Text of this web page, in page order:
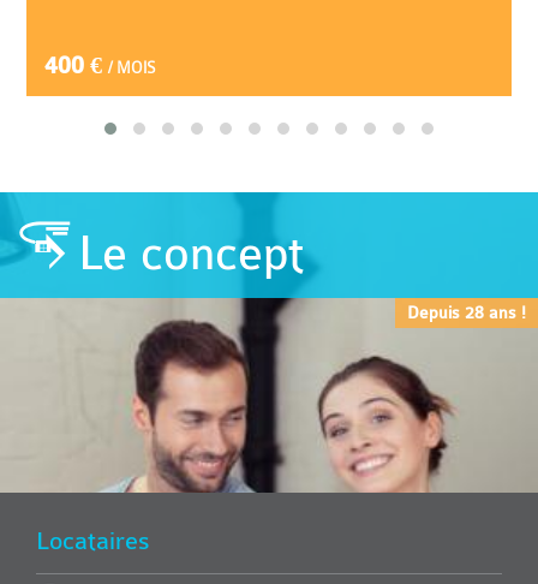
400 € / MOIS
Le concept
Depuis 28 ans !
Locataires